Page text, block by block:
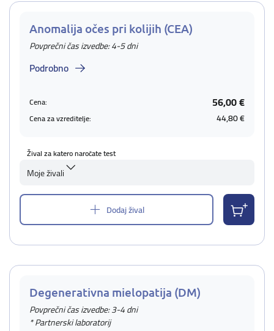
Anomalija očes pri kolijih (CEA)
Povprečni čas izvedbe: 4-5 dni
Podrobno
Cena: 56,00 €
Cena za vzreditelje: 44,80 €
Žival za katero naročate test
Moje živali
Dodaj žival
Degenerativna mielopatija (DM)
Povprečni čas izvedbe: 3-4 dni
* Partnerski laboratorij